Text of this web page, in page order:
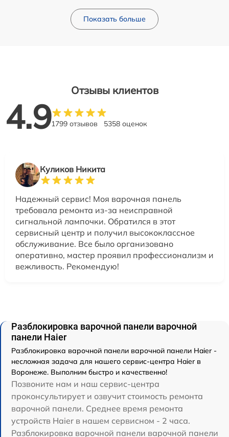
Показать больше
Отзывы клиентов
4.91799 отзывов 5358 оценок
Куликов Никита
Надежный сервис! Моя варочная панель
требовала ремонта из-за неисправной
сигнальной лампочки. Обратился в этот
сервисный центр и получил высококлассное
обслуживание. Все было организовано
оперативно, мастер проявил профессионализм и
вежливость. Рекомендую!
Разблокировка варочной панели варочной
панели Haier
Разблокировка варочной панели варочной панели Haier -
несложная задача для нашего сервис-центра Haier в
Воронеже. Выполним быстро и качественно!
Позвоните нам и наш сервис-центра
проконсультирует и озвучит стоимость ремонта
варочной панели. Среднее время ремонта
устройств Haier в нашем сервисном - 2 часа.
Разблокировка варочной панели варочной панели